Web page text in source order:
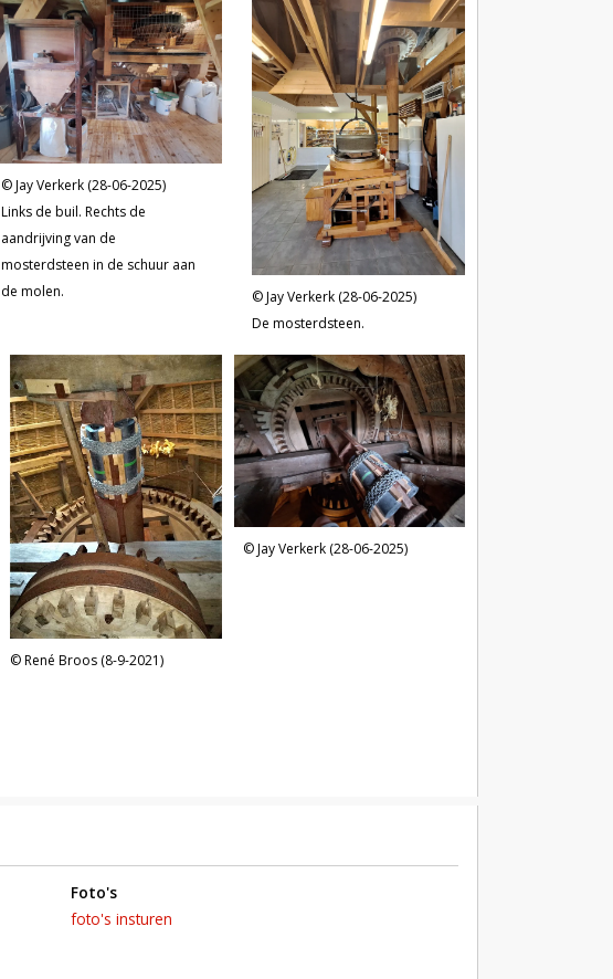
Jay Verkerk (28-06-2025)
Links de buil. Rechts de
aandrijving van de
mosterdsteen in de schuur aan
de molen.
Jay Verkerk (28-06-2025)
De mosterdsteen.
René Broos (8-9-2021)
Jay Verkerk (28-06-2025)
foto's
foto's insturen